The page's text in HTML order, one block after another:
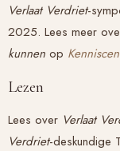
Verlaat Verdriet-
2025. Lees meer
kunnen op
Lezen
Lees over Verlaat
Verdriet-deskundige